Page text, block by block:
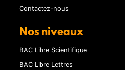
Contactez-nous
Nos niveaux
BAC Libre Scientifique
BAC Libre Lettres